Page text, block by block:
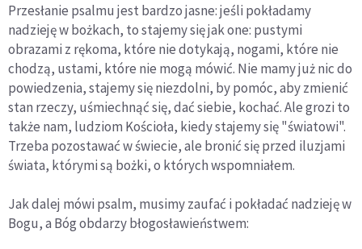
Przesłanie psalmu jest bardzo jasne: jeśli pokładamy
nadzieję w bożkach, to stajemy się jak one: pustymi
obrazami z rękoma, które nie dotykają, nogami, które nie
chodzą, ustami, które nie mogą mówić. Nie mamy już nic do
powiedzenia, stajemy się niezdolni, by pomóc, aby zmienić
stan rzeczy, uśmiechnąć się, dać siebie, kochać. Ale grozi to
także nam, ludziom Kościoła, kiedy stajemy się "światowi".
Trzeba pozostawać w świecie, ale bronić się przed iluzjami
świata, którymi są bożki, o których wspomniałem.
Jak dalej mówi psalm, musimy zaufać i pokładać nadzieję w
Bogu, a Bóg obdarzy błogosławieństwem: